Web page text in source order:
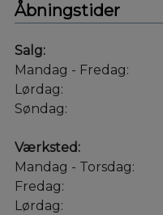
Åbningstider
Salg:
Mandag - Fredag:
Lørdag:
Søndag:
Værksted:
Mandag - Torsdag:
Fredag:
Lørdag: